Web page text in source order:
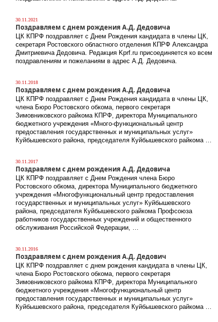
30.11.2021
Поздравляем с днем рождения А.Д. Дедовича
ЦК КПРФ поздравляет с Днем Рождения кандидата в члены ЦК,
секретаря Ростовского областного отделения КПРФ Александра
Дмитриевича Дедовича. Редакция Kprf.ru присоединяется ко всем
поздравлениям и пожеланиям в адрес А.Д. Дедовича.
30.11.2018
Поздравляем с днем рождения А.Д. Дедовича
ЦК КПРФ поздравляет с Днем Рождения кандидата в члены ЦК,
члена Бюро Ростовского обкома, первого секретаря
Зимовниковского райкома КПРФ, директора Муниципального
бюджетного учреждения «Много-функциональный центр
предоставления государственных и муниципальных услуг»
Куйбышевского района, председателя Куйбышевского райкома …
30.11.2017
Поздравляем с днем рождения А.Д. Дедовича
ЦК КПРФ поздравляет с Днем Рождения члена Бюро
Ростовского обкома, директора Муниципального бюджетного
учреждения «Многофункциональный центр предоставления
государственных и муниципальных услуг» Куйбышевского
района, председателя Куйбышевского райкома Профсоюза
работников государственных учреждений и общественного
обслуживания Российской Федерации, …
30.11.2016
Поздравляем с днем рождения А.Д. Дедович
ЦК КПРФ поздравляет с днем рождения кандидата в члены ЦК,
члена Бюро Ростовского обкома, первого секретаря
Зимовниковского райкома КПРФ, директора Муниципального
бюджетного учреждения «Многофункциональный центр
предоставления государственных и муниципальных услуг»
Куйбышевского района, председателя Куйбышевского райкома …